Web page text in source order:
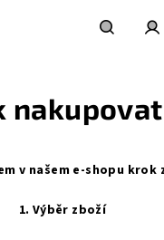
nakupovat
v našem e-shopu krok
1. Výběr zboží